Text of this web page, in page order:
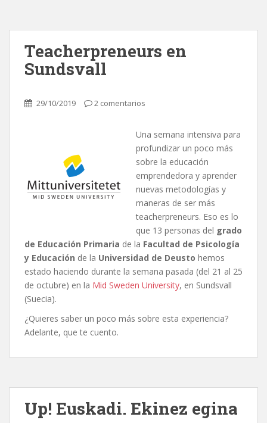
Teacherpreneurs en
Sundsvall
29/10/2019 2 comentarios
Una semana intensiva para
profundizar un poco más
sobre la educación
emprendedora y aprender
nuevas metodologías y
maneras de ser más
teacherpreneurs. Eso es lo
que 13 personas del grado
de Educación Primaria de la Facultad de Psicología
y Educación de la Universidad de Deusto hemos
estado haciendo durante la semana pasada (del 21 al 25
de octubre) en la Mid Sweden University, en Sundsvall
(Suecia).
¿Quieres saber un poco más sobre esta experiencia?
Adelante, que te cuento.
Up! Euskadi. Ekinez egina